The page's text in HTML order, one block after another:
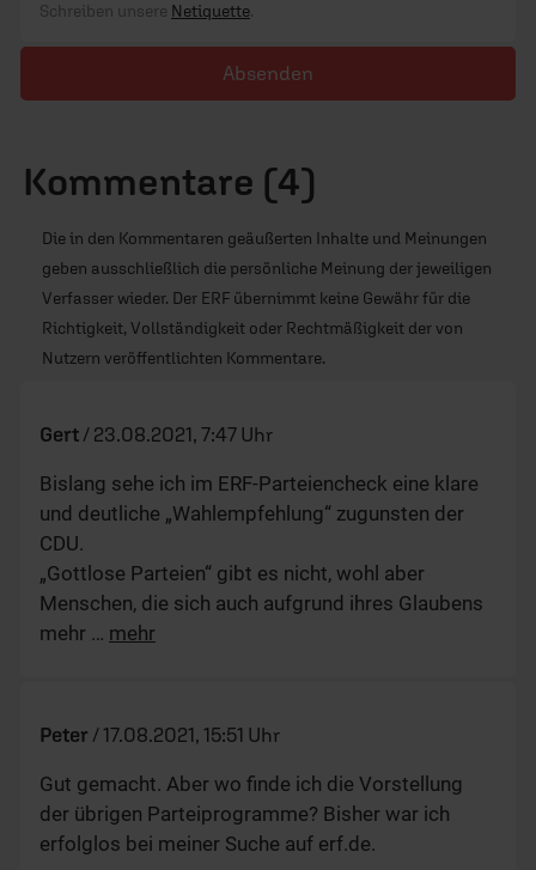
Schreiben unsere Netiquette.
Absenden
Kommentare (4)
Die in den Kommentaren geäußerten Inhalte und Meinungen
geben ausschließlich die persönliche Meinung der jeweiligen
Verfasser wieder. Der ERF übernimmt keine Gewähr für die
Richtigkeit, Vollständigkeit oder Rechtmäßigkeit der von
Nutzern veröffentlichten Kommentare.
Gert / 23.08.2021, 7:47 Uhr
Bislang sehe ich im ERF-Parteiencheck eine klare
und deutliche „Wahlempfehlung“ zugunsten der
CDU.
„Gottlose Parteien“ gibt es nicht, wohl aber
Menschen, die sich auch aufgrund ihres Glaubens
mehr … mehr
Peter / 17.08.2021, 15:51 Uhr
Gut gemacht. Aber wo finde ich die Vorstellung
der übrigen Parteiprogramme? Bisher war ich
erfolglos bei meiner Suche auf erf.de.